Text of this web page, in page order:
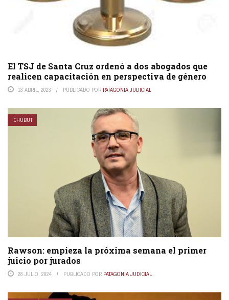
El TSJ de Santa Cruz ordenó a dos abogados que
realicen capacitación en perspectiva de género
13 ABRIL, 2023 PUBLICADO POR PATAGONIA JUDICIAL
CHUBUT
Rawson: empieza la próxima semana el primer
juicio por jurados
28 JULIO, 2024 PUBLICADO POR PATAGONIA JUDICIAL